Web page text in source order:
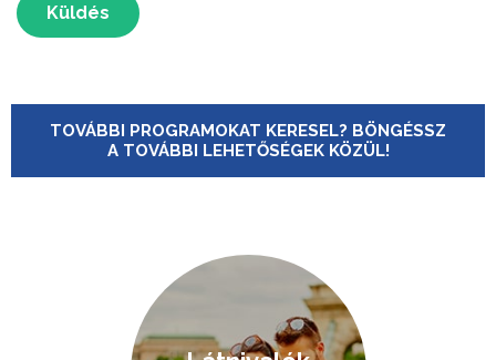
Küldés
TOVÁBBI PROGRAMOKAT KERESEL? BÖNGÉSSZ
A TOVÁBBI LEHETŐSÉGEK KÖZÜL!